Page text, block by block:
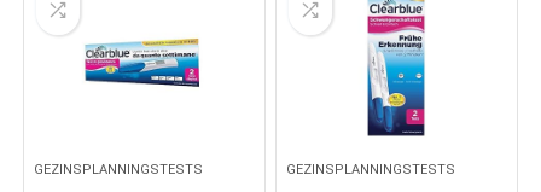
GEZINSPLANNINGSTESTS GEZINSPLANNINGSTESTS